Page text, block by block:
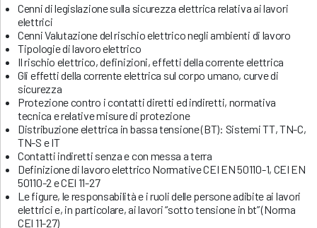
Cenni di legislazione sulla sicurezza elettrica relativa ai lavori
elettrici
Cenni Valutazione del rischio elettrico negli ambienti di lavoro
Tipologie di lavoro elettrico
Il rischio elettrico, definizioni, effetti della corrente elettrica
Gli effetti della corrente elettrica sul corpo umano, curve di
sicurezza
Protezione contro i contatti diretti ed indiretti, normativa
tecnica e relative misure di protezione
Distribuzione elettrica in bassa tensione (BT): Sistemi TT, TN-C,
TN-S e IT
Contatti indiretti senza e con messa a terra
Definizione di lavoro elettrico Normative CEI EN 50110-1, CEI EN
50110-2 e CEI 11-27
Le figure, le responsabilità e i ruoli delle persone adibite ai lavori
elettrici e, in particolare, ai lavori “sotto tensione in bt” (Norma
CEI 11-27)